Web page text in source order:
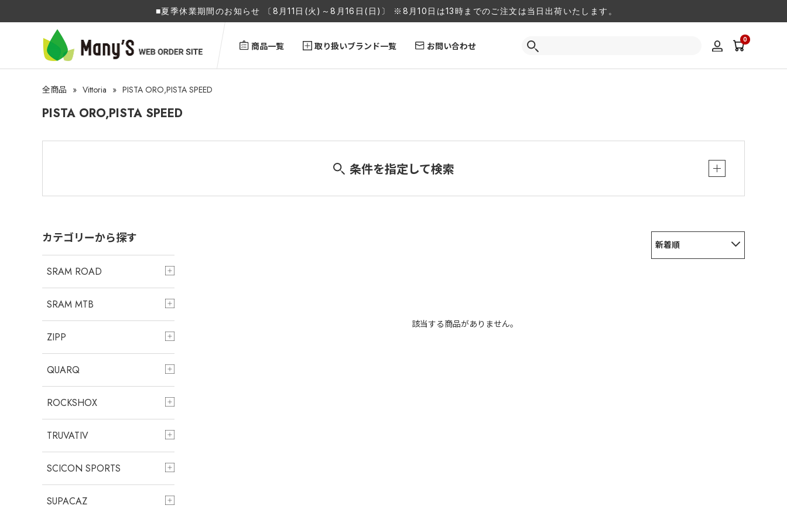
■夏季休業期間のお知らせ 〔8月11日(火)～8月16日(日)〕 ※8月10日は13時までのご注文は当日出荷いたします。
商品一覧 取り扱いブランド一覧 お問い合わせ
0
全商品 » Vittoria » PISTA ORO,PISTA SPEED
PISTA ORO,PISTA SPEED
条件を指定して検索
カテゴリーから探す
SRAM ROAD
SRAM MTB
ZIPP
QUARQ
ROCKSHOX
TRUVATIV
SCICON SPORTS
SUPACAZ
新着順
該当する商品がありません。